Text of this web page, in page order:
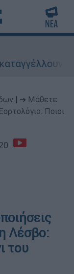
➔ Μάθετε
Ποιοι
Λέσβο:
του